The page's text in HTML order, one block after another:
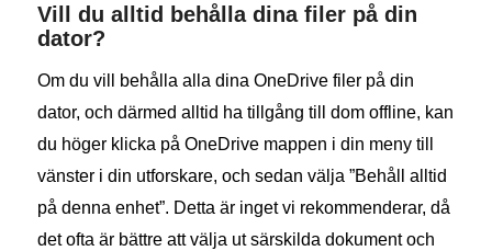
Vill du alltid behålla dina filer på din
dator?
Om du vill behålla alla dina OneDrive filer på din
dator, och därmed alltid ha tillgång till dom offline, kan
du höger klicka på OneDrive mappen i din meny till
vänster i din utforskare, och sedan välja ”Behåll alltid
på denna enhet”. Detta är inget vi rekommenderar, då
det ofta är bättre att välja ut särskilda dokument och